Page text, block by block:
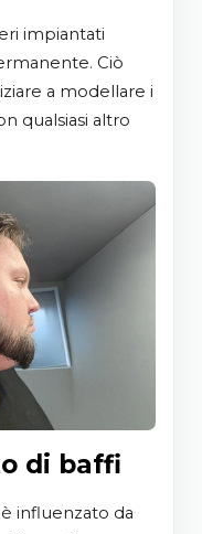
Ciò
a modellare i
qualsiasi altro
di baffi